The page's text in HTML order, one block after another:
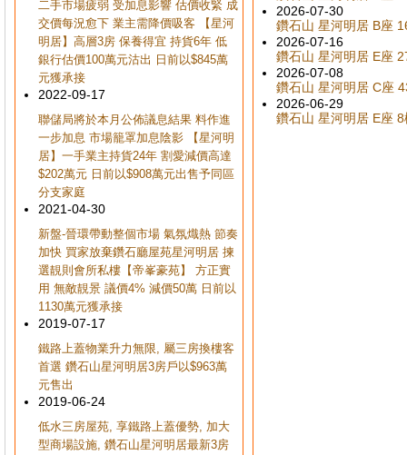
二手市場疲弱 受加息影響 估價收緊 成
交價每況愈下 業主需降價吸客 【星河
明居】高層3房 保養得宜 持貨6年 低
銀行估價100萬元沽出 日前以$845萬
元獲承接
2022-09-17
聯儲局將於本月公佈議息結果 料作進
一步加息 市場籠罩加息陰影 【星河明
居】一手業主持貨24年 割愛減價高達
$202萬元 日前以$908萬元出售予同區
分支家庭
2021-04-30
新盤-晉環帶動整個市場 氣氛熾熱 節奏
加快 買家放棄鑽石廳屋苑星河明居 揀
選靚則會所私樓【帝峯豪苑】 方正實
用 無敵靚景 議價4% 減價50萬 日前以
1130萬元獲承接
2019-07-17
鐵路上蓋物業升力無限, 屬三房換樓客
首選 鑽石山星河明居3房戶以$963萬
元售出
2019-06-24
低水三房屋苑, 享鐵路上蓋優勢, 加大
型商場設施, 鑽石山星河明居最新3房
2026-07-30
鑽石山 星河明居 B座
2026-07-16
鑽石山 星河明居 E座
2026-07-08
鑽石山 星河明居 C座
2026-06-29
鑽石山 星河明居 E座